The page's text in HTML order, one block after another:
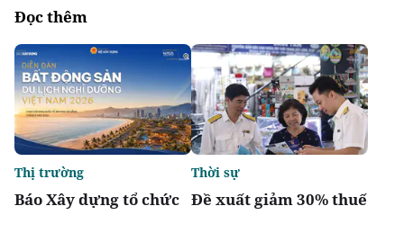
Đọc thêm
Báo Xây dựng tổ chức
Thị trường
Đề xuất giảm 30% thuế
Thời sự